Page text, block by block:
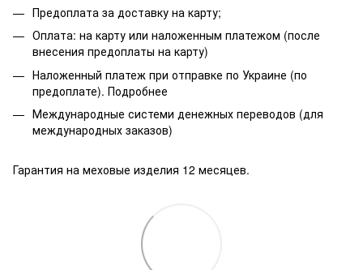
Предоплата за доставку на карту;
Оплата: на карту или наложенным платежом (после
внесения предоплаты на карту)
Наложенный платеж при отправке по Украине (по
предоплате). Подробнее
Международные системи денежных переводов (для
международных заказов)
Гарантия на меховые изделия 12 месяцев.